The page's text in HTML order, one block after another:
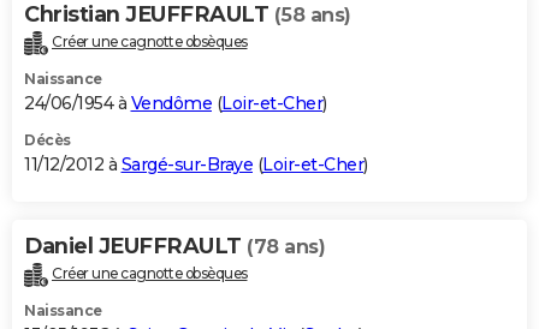
Christian JEUFFRAULT (58 ans)
Créer une cagnotte obsèques
Naissance
24/06/1954 à Vendôme (Loir-et-Cher)
Décès
11/12/2012 à Sargé-sur-Braye (Loir-et-Cher)
Daniel JEUFFRAULT (78 ans)
Créer une cagnotte obsèques
Naissance